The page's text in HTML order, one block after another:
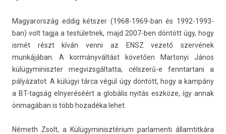
Magyarország eddig kétszer (1968-1969-ban és 1992-1993-
ban) volt tagja a tes­tület­nek, majd 2007-ben döntött úgy, hogy
ismét részt kíván venni az ENSZ vezető szervének
munkájában. A kormányváltást követően Mar­tonyi János
külügyminiszt­er meg­vizsgál­tatta, célszerű-e fenntar­tani a
pályázatot. A külügyi tárca végül úgy döntött, hogy a kampány
a BT-tagság el­nyeréséért a globális nyitás eszköze, így annak
önmagában is több hozadéka lehet.
Németh Zsolt, a Külügyminisztérium par­lamen­ti állam­titkára